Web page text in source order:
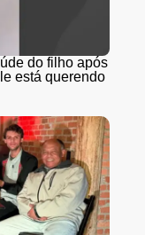
do filho após
está querendo